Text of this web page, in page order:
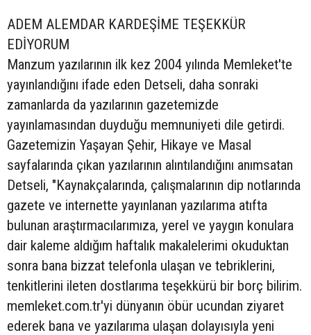
ADEM ALEMDAR KARDEŞİME TEŞEKKÜR
EDİYORUM
Manzum yazılarının ilk kez 2004 yılında Memleket'te
yayınlandığını ifade eden Detseli, daha sonraki
zamanlarda da yazılarının gazetemizde
yayınlamasından duyduğu memnuniyeti dile getirdi.
Gazetemizin Yaşayan Şehir, Hikaye ve Masal
sayfalarında çıkan yazılarının alıntılandığını anımsatan
Detseli, "Kaynakçalarında, çalışmalarının dip notlarında
gazete ve internette yayınlanan yazılarıma atıfta
bulunan araştırmacılarımıza, yerel ve yaygın konulara
dair kaleme aldığım haftalık makalelerimi okuduktan
sonra bana bizzat telefonla ulaşan ve tebriklerini,
tenkitlerini ileten dostlarıma teşekkürü bir borç bilirim.
memleket.com.tr'yi dünyanın öbür ucundan ziyaret
ederek bana ve yazılarıma ulaşan dolayısıyla yeni